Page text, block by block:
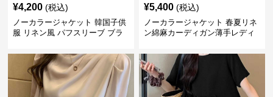
¥4,200 (税込)
ノーカラージャケット 韓国子供
服 リネン風 パフスリーブ ブラ
¥5,400 (税込)
ノーカラージャケット 春夏リネ
ン綿麻カーディガン薄手レディ